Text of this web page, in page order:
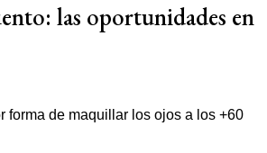
las oportunidades en